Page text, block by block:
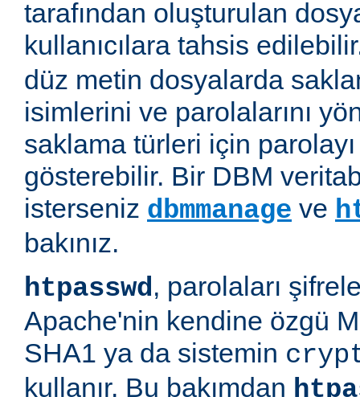
tarafından oluşturulan
kullanıcılara tahsis
düz metin dosyalarda
isimlerini ve parolalarını
saklama türleri için
gösterebilir. Bir DBM
isterseniz dbmmanage ve
bakınız.
htpasswd, parolaları
Apache'nin kendine özgü
SHA1 ya da sistemin
kullanır. Bu bakımdan